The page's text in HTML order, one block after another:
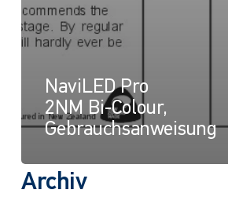
NaviLED Pro
2NM Bi-Colour,
Gebrauchsanweisung
Archiv